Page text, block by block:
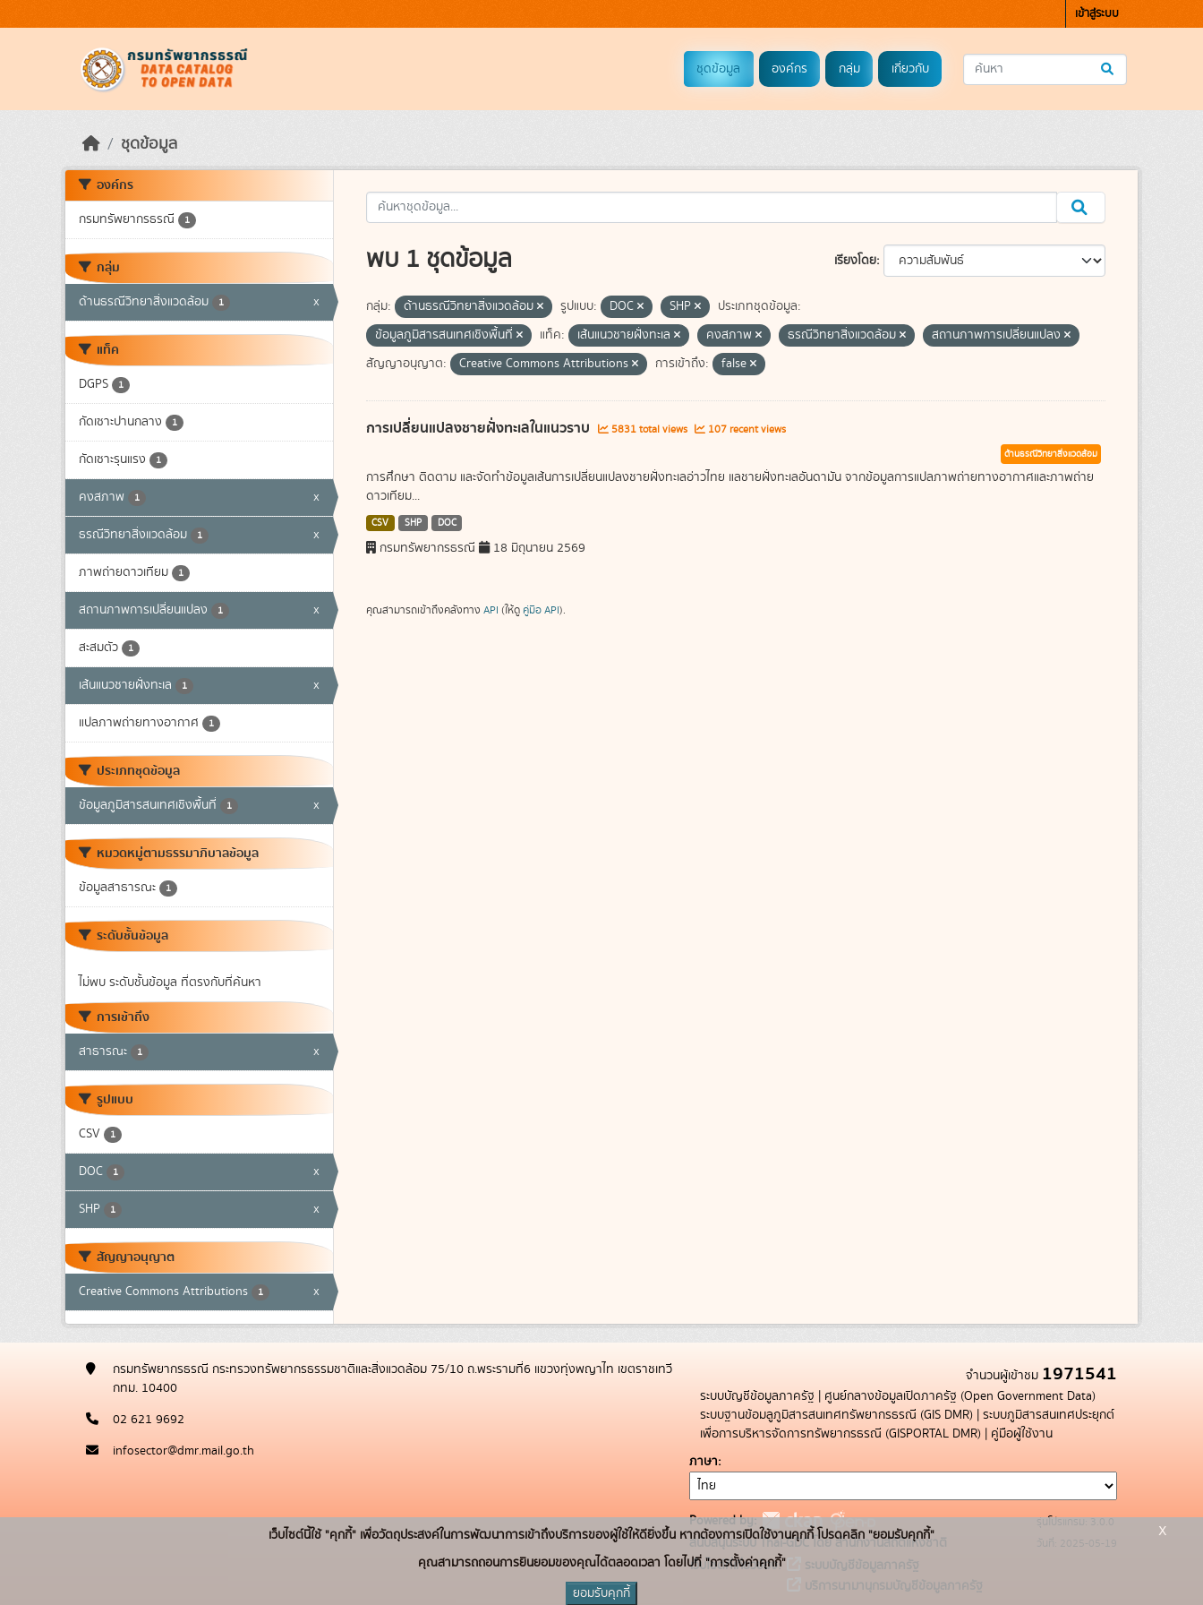
เข้าสู่ระบบ
ชุดข้อมูล องค์กร กลุ่ม เกี่ยวกับ
ชุดข้อมูล
องค์กร
กรมทรัพยากรธรณี 1
กลุ่ม
ด้านธรณีวิทยาสิ่งแวดล้อม 1 x
แท็ค
DGPS 1
กัดเซาะปานกลาง 1
กัดเซาะรุนแรง 1
คงสภาพ 1 x
ธรณีวิทยาสิ่งแวดล้อม 1 x
ภาพถ่ายดาวเทียม 1
สถานภาพการเปลี่ยนแปลง 1 x
สะสมตัว 1
เส้นแนวชายฝั่งทะเล 1 x
แปลภาพถ่ายทางอากาศ 1
ประเภทชุดข้อมูล
ข้อมูลภูมิสารสนเทศเชิงพื้นที่ 1 x
หมวดหมู่ตามธรรมาภิบาลข้อมูล
ข้อมูลสาธารณะ 1
ระดับชั้นข้อมูล
ไม่พบ ระดับชั้นข้อมูล ที่ตรงกับที่ค้นหา
การเข้าถึง
สาธารณะ 1 x
รูปแบบ
CSV 1
DOC 1 x
SHP 1 x
สัญญาอนุญาต
Creative Commons Attributions 1 x
เรียงโดย
พบ 1 ชุดข้อมูล
กลุ่ม: ด้านธรณีวิทยาสิ่งแวดล้อม รูปแบบ: DOC SHP
ประเภทชุดข้อมูล:
ข้อมูลภูมิสารสนเทศเชิงพื้นที่
แท็ค: เส้นแนวชายฝั่งทะเล คงสภาพ ธรณีวิทยาสิ่งแวดล้อม
สถานภาพการเปลี่ยนแปลง
สัญญาอนุญาต:
Creative Commons Attributions การเข้าถึง: false
การเปลี่ยนแปลงชายฝั่งทะเลในแนวราบ 5831 total views 107 recent views
ด้านธรณีวิทยาสิ่งแวดล้อม
การศึกษา ติดตาม และจัดทำข้อมูลเส้นการเปลี่ยนแปลงชายฝั่งทะเลอ่าวไทย แลชายฝั่งทะเลอันดามัน จากข้อมูลการแปลภาพถ่ายทางอากาศและภาพถ่าย
ดาวเทียม...
CSV SHP DOC
กรมทรัพยากรธรณี 18 มิถุนายน 2569
คุณสามารถเข้าถึงคลังทาง API (ให้ดู คู่มือ API).
กรมทรัพยากรธรณี กระทรวงทรัพยากรธรรมชาติและสิ่งแวดล้อม 75/10 ถ.พระรามที่6 แขวงทุ่งพญาไท เขตราชเทวี
กทม. 10400
02 621 9692
infosector@dmr.mail.go.th
จำนวนผู้เข้าชม 1971541
ระบบบัญชีข้อมูลภาครัฐ | ศูนย์กลางข้อมูลเปิดภาครัฐ (Open Government Data)
ระบบฐานข้อมลูภูมิสารสนเทศทรัพยากรธรณี (GIS DMR) | ระบบภูมิสารสนเทศประยุกต์
เพื่อการบริหารจัดการทรัพยากรธรณี (GISPORTAL DMR) | คู่มือผู้ใช้งาน
ภาษา
Powered by:
สนับสนุนระบบ Thai-GDC โดย สำนักงานสถิติแห่งชาติ
เว็บไซต์ที่เกี่ยวข้อง:
ระบบบัญชีข้อมูลภาครัฐ
บริการนามานุกรมบัญชีข้อมูลภาครัฐ
รุ่นโปรแกรม: 3.0.0
วันที่: 2025-05-19
เว็บไซต์นี้ใช้ "คุกกี้" เพื่อวัตถุประสงค์ในการพัฒนาการเข้าถึงบริการของผู้ใช้ให้ดียิ่งขึ้น หากต้องการเปิดใช้งานคุกกี้ โปรดคลิก "ยอมรับคุกกี้"
คุณสามารถถอนการยินยอมของคุณได้ตลอดเวลา โดยไปที่ "การตั้งค่าคุกกี้"
ยอมรับคุกกี้
x